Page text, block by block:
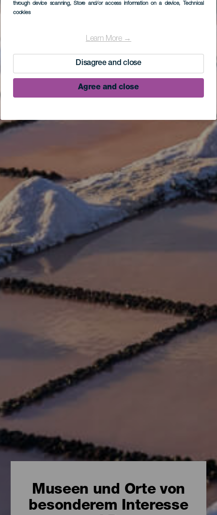
through device scanning, Store and/or access information on a device, Technical
cookies
Learn More →
Disagree and close
Agree and close
Museen und Orte von
besonderem Interesse